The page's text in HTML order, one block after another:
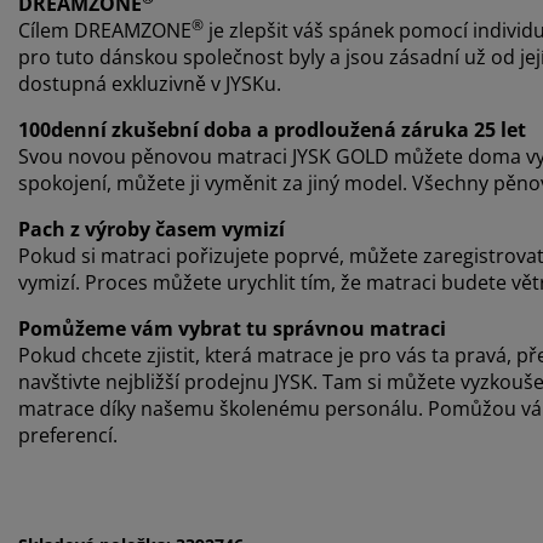
Cílem DREAMZONE® je zlepšit váš spánek pomocí
pro tuto dánskou společnost byly a jsou zásadní už od
dostupná exkluzivně v JYSKu.
100denní zkušební doba a prodloužená záruka 25 let
Svou novou pěnovou matraci JYSK GOLD můžete
spokojení, můžete ji vyměnit za jiný model. Všechny
Pach z výroby časem vymizí
Pokud si matraci pořizujete poprvé, můžete
vymizí. Proces můžete urychlit tím, že matraci budete
Pomůžeme vám vybrat tu správnou matraci
Pokud chcete zjistit, která matrace je pro vás ta pravá,
navštivte nejbližší prodejnu JYSK. Tam si můžete
matrace díky našemu školenému personálu. Pomůžou
preferencí.